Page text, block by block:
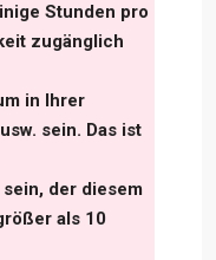
Stunden pro
zugänglich
in Ihrer
sein. Das ist
sein, der diesem
als 10